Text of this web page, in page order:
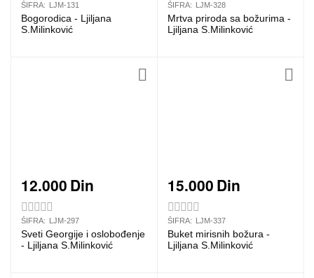
ŠIFRA: LJM-131
Bogorodica - Ljiljana
S.Milinković
ŠIFRA: LJM-328
Mrtva priroda sa božurima -
Ljiljana S.Milinković
12.000 Din
ŠIFRA: LJM-297
Sveti Georgije i oslobođenje
- Ljiljana S.Milinković
15.000 Din
ŠIFRA: LJM-337
Buket mirisnih božura -
Ljiljana S.Milinković